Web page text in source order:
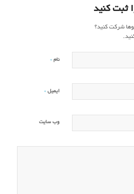
ثبت کنید
شرکت کنید؟
نام *
ایمیل *
وب‌ سایت